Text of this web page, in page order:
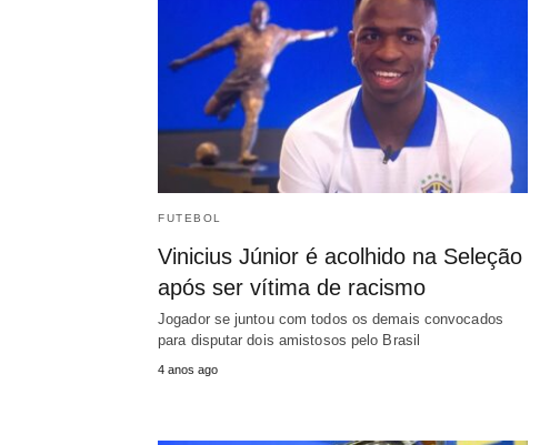
FUTEBOL
Vinicius Júnior é acolhido na Seleção
após ser vítima de racismo
Jogador se juntou com todos os demais convocados
para disputar dois amistosos pelo Brasil
4 anos ago